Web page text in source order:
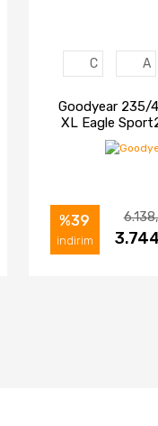
C A
Goodyear 235/
XL Eagle
Otomobil Yaz
%39
indirim
İNCELE